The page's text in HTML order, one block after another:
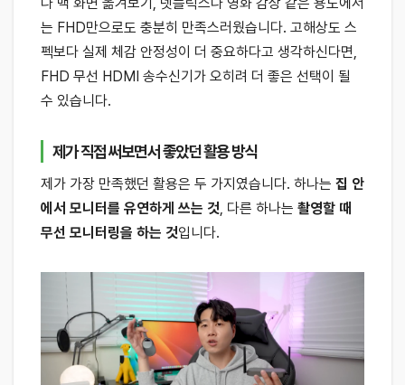
는 FHD만으로도 충분히 만족스러웠습니다. 고해상도 스
펙보다 실제 체감 안정성이 더 중요하다고 생각하신다면,
FHD 무선 HDMI 송수신기가 오히려 더 좋은 선택이 될
수 있습니다.
제가 직접 써보면서 좋았던 활용 방식
제가 가장 만족했던 활용은 두 가지였습니다. 하나는 집 안
에서 모니터를 유연하게 쓰는 것, 다른 하나는 촬영할 때
무선 모니터링을 하는 것입니다.